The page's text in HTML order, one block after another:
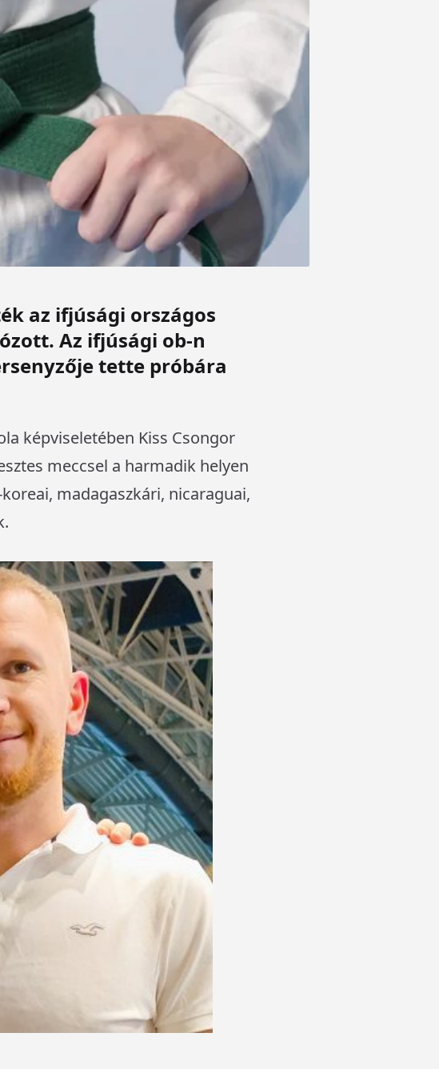
az ifjúsági országos
Az ifjúsági ob-n
tette próbára
képviseletében Kiss Csongor
meccsel a harmadik helyen
madagaszkári, nicaraguai,